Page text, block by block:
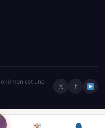
est une
𝕏 f